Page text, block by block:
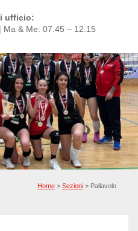
ufficio:
Ma & Me: 07.45 – 12.15
Home > Sezioni > Pallavolo